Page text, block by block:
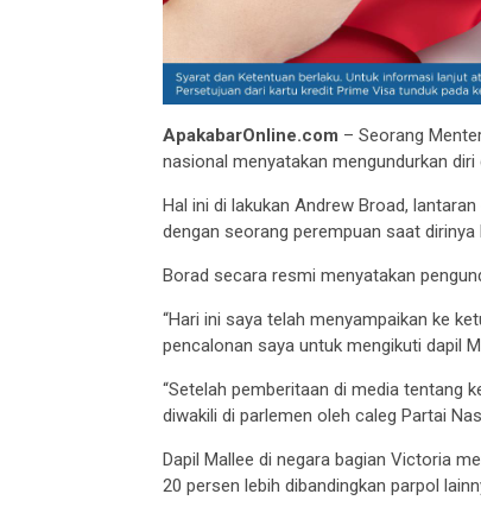
ApakabarOnline.com – Seorang
nasional menyatakan mengundurkan
Hal ini di lakukan Andrew Broad,
dengan seorang perempuan saat
Borad secara resmi menyatakan
“Hari ini saya telah menyampaikan ke
pencalonan saya untuk mengikuti dapil
“Setelah pemberitaan di media tentang
diwakili di parlemen oleh caleg Partai
Dapil Mallee di negara bagian Victoria
20 persen lebih dibandingkan parpol